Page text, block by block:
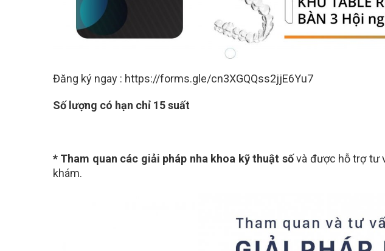
Đăng ký ngay : https://forms.gle/cn3XGQQss2jjE6Yu7
Số lượng có hạn chỉ 15 suất
* Tham quan các giải pháp nha khoa kỹ thuật sốvà được hỗ trợ tư
khám.